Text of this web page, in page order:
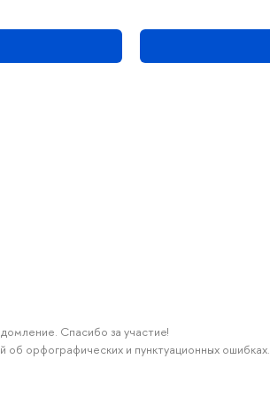
Спасибо за участие!
орфографических и пунктуационных ошибках.